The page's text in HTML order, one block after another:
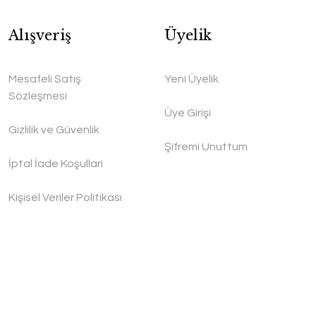
Alışveriş
Mesafeli Satış
Sözleşmesi
Gizlilik ve Güvenlik
İptal İade Koşullari
Kişisel Veriler Politikası
Üyelik
Yeni Üyelik
Üye Girişi
Şifremi Unuttum